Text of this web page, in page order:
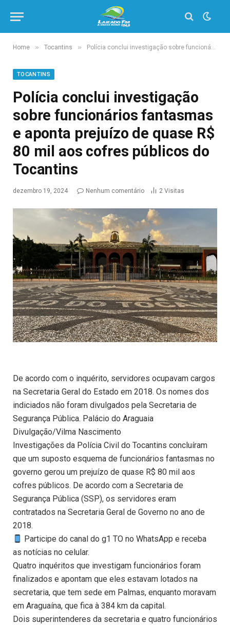
Home » Tocantins » Polícia conclui investigação sobre funcionários fantasmas e aponta prejuízo de quase R$ 80 mil aos cofres públicos do Tocantins
TOCANTINS
Polícia conclui investigação
sobre funcionários fantasmas
e aponta prejuízo de quase R$
80 mil aos cofres públicos do
Tocantins
dezembro 19, 2024 Nenhum comentário 2 Visitas
De acordo com o inquérito, servidores ocupavam cargos
na Secretaria Geral do Estado em 2018. Os nomes dos
indiciados não foram divulgados pela Secretaria de
Segurança Pública. Palácio do Araguaia
Divulgação/Vilma Nascimento
Investigações da Polícia Civil do Tocantins concluíram
que um suposto esquema de funcionários fantasmas no
governo gerou um prejuízo de quase R$ 80 mil aos
cofres públicos. De acordo com a Secretaria de
Segurança Pública (SSP), os servidores eram
contratados na Secretaria Geral de Governo no ano de
2018.
Participe do canal do g1 TO no WhatsApp e receba
as notícias no celular.
Quatro inquéritos que investigam funcionários foram
finalizados e apontam que eles estavam lotados na
secretaria, que tem sede em Palmas, enquanto moravam
em Araguaína, que fica à 384 km da capital.
Dois superintenderes da secretaria e quatro funcionários